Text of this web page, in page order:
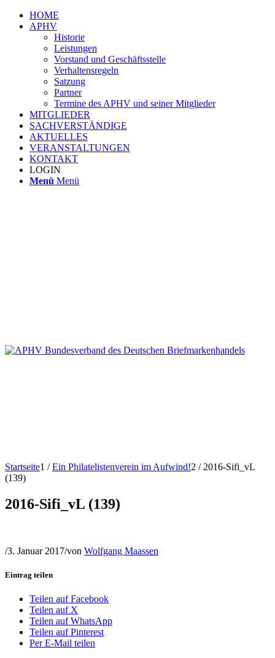
HOME
APHV
Historie
Leistungen
Vorstand und Geschäftsstelle
Verhaltensregeln
Satzung
Partner
Termine des APHV und seiner Mitglieder
MITGLIEDER
SACHVERSTÄNDIGE
AKTUELLES
VERANSTALTUNGEN
KONTAKT
LOGIN
Menü Menü
Startseite1 / Ein Philatelistenverein im Aufwind!2 / 2016-Sifi_vL
(139)
2016-Sifi_vL (139)
/3. Januar 2017/von Wolfgang Maassen
Eintrag teilen
Teilen auf Facebook
Teilen auf X
Teilen auf WhatsApp
Teilen auf Pinterest
Per E-Mail teilen